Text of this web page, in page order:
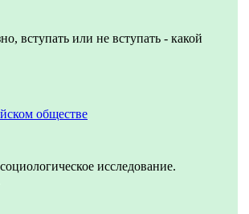
вступать или не вступать - какой
обществе
исследование.